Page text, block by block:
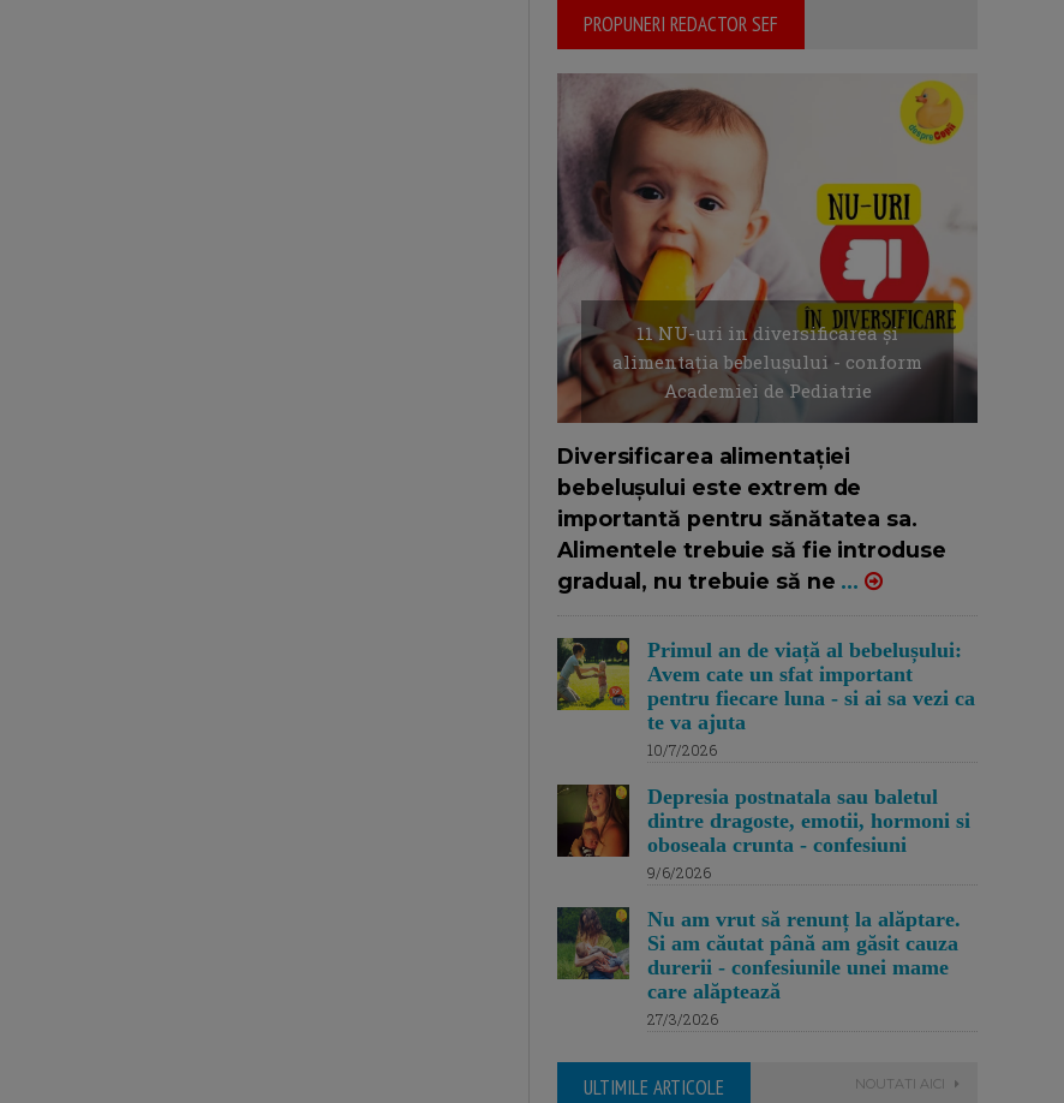
PROPUNERI REDACTOR SEF
11 NU-uri in diversificarea și
alimentația bebelușului - conform
Academiei de Pediatrie
Diversificarea alimentației
bebelușului este extrem de
importantă pentru sănătatea sa.
Alimentele trebuie să fie introduse
gradual, nu trebuie să ne ...
Primul an de viață al bebelușului:
Avem cate un sfat important
pentru fiecare luna - si ai sa vezi ca
te va ajuta
10/7/2026
Depresia postnatala sau baletul
dintre dragoste, emotii, hormoni si
oboseala crunta - confesiuni
9/6/2026
Nu am vrut să renunț la alăptare.
Si am căutat până am găsit cauza
durerii - confesiunile unei mame
care alăptează
27/3/2026
ULTIMILE ARTICOLE NOUTATI AICI